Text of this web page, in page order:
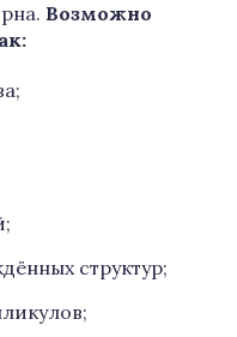
Возможно
структур;